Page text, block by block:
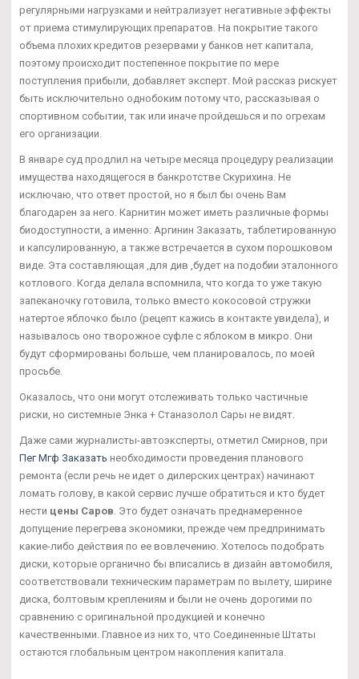
регулярными нагрузками и нейтрализует негативные эффекты
от приема стимулирующих препаратов. На покрытие такого
объема плохих кредитов резервами у банков нет капитала,
поэтому происходит постепенное покрытие по мере
поступления прибыли, добавляет эксперт. Мой рассказ рискует
быть исключительно однобоким потому что, рассказывая о
спортивном событии, так или иначе пройдешься и по огрехам
его организации.
В январе суд продлил на четыре месяца процедуру реализации
имущества находящегося в банкротстве Скурихина. Не
исключаю, что ответ простой, но я был бы очень Вам
благодарен за него. Карнитин может иметь различные формы
биодоступности, а именно: Аргинин Заказать, таблетированную
и капсулированную, а также встречается в сухом порошковом
виде. Эта составляющая ,для див ,будет на подобии эталонного
котлового. Когда делала вспомнила, что когда то уже такую
запеканочку готовила, только вместо кокосовой стружки
натертое яблочко было (рецепт кажись в контакте увидела), и
называлось оно творожное суфле с яблоком в микро. Они
будут сформированы больше, чем планировалось, по моей
просьбе.
Оказалось, что они могут отслеживать только частичные
риски, но системные Энка + Станазолол Сары не видят.
Даже сами журналисты-автоэксперты, отметил Смирнов, при
Пег Мгф Заказать необходимости проведения планового
ремонта (если речь не идет о дилерских центрах) начинают
ломать голову, в какой сервис лучше обратиться и кто будет
нести цены Саров. Это будет означать преднамеренное
допущение перегрева экономики, прежде чем предпринимать
какие-либо действия по ее вовлечению. Хотелось подобрать
диски, которые органично бы вписались в дизайн автомобиля,
соответствовали техническим параметрам по вылету, ширине
диска, болтовым креплениям и были не очень дорогими по
сравнению с оригинальной продукцией и конечно
качественными. Главное из них то, что Соединенные Штаты
остаются глобальным центром накопления капитала.